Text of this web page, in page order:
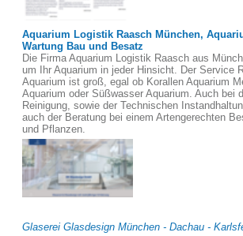
Aquarium Logistik Raasch München,
Wartung Bau und Besatz
Die Firma Aquarium Logistik Raasch aus
um Ihr Aquarium in jeder Hinsicht. Der Service
Aquarium ist groß, egal ob Korallen Aquarium
Aquarium oder Süßwasser Aquarium. Auch bei
Reinigung, sowie der Technischen
auch der Beratung bei einem Artengerechten
und Pflanzen.
Glaserei Glasdesign München - Dachau -